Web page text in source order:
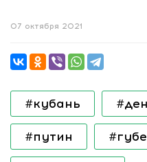
07 октября 2021
#кубань
#путин